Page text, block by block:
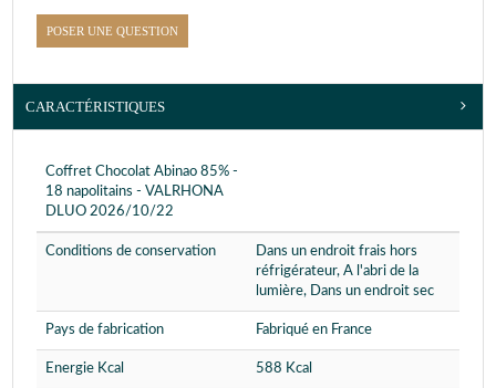
POSER UNE QUESTION
CARACTÉRISTIQUES
Coffret Chocolat Abinao 85% -
18 napolitains - VALRHONA
DLUO 2026/10/22
Conditions de conservation
Dans un endroit frais hors
réfrigérateur, A l'abri de la
lumière, Dans un endroit sec
Pays de fabrication Fabriqué en France
Energie Kcal 588 Kcal